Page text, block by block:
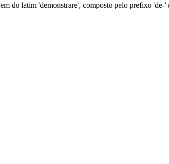
do latim 'demonstrare', composto pelo prefixo